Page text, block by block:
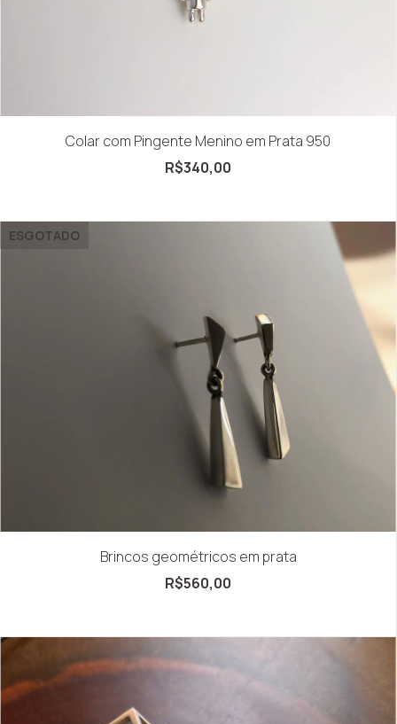
Colar com Pingente Menino em Prata 950
R$340,00
ESGOTADO
Brincos geométricos em prata
R$560,00